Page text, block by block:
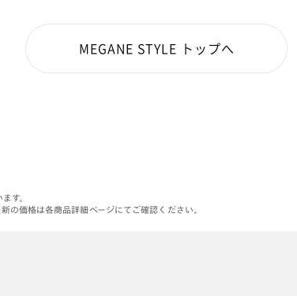
MEGANE STYLE トップへ
す。
の価格は各商品詳細ページにてご確認ください。